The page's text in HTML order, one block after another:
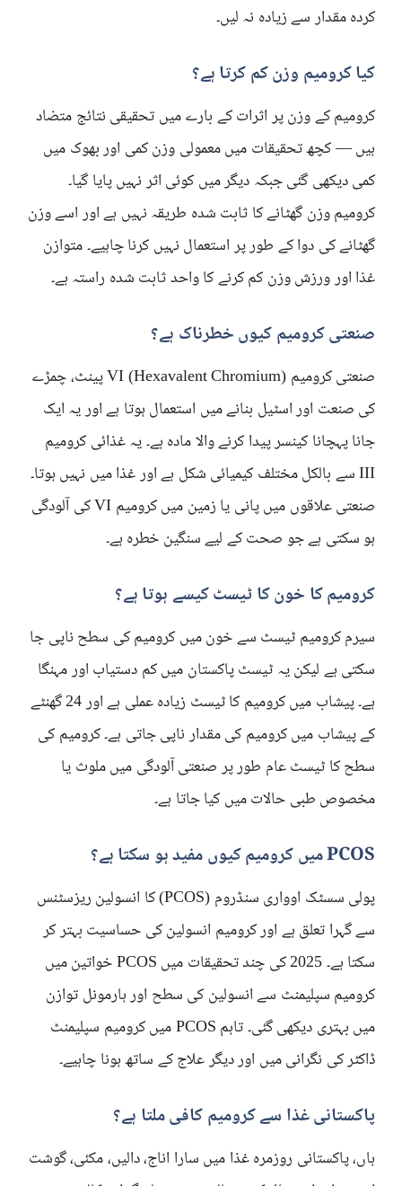
کردہ مقدار سے زیادہ نہ لیں۔
کیا کرومیم وزن کم کرتا ہے؟
کرومیم کے وزن پر اثرات کے بارے میں تحقیقی نتائج متضاد
ہیں — کچھ تحقیقات میں معمولی وزن کمی اور بھوک میں
کمی دیکھی گئی جبکہ دیگر میں کوئی اثر نہیں پایا گیا۔
کرومیم وزن گھٹانے کا ثابت شدہ طریقہ نہیں ہے اور اسے وزن
گھٹانے کی دوا کے طور پر استعمال نہیں کرنا چاہیے۔ متوازن
غذا اور ورزش وزن کم کرنے کا واحد ثابت شدہ راستہ ہے۔
صنعتی کرومیم کیوں خطرناک ہے؟
صنعتی کرومیم VI (Hexavalent Chromium) پینٹ، چمڑے
کی صنعت اور اسٹیل بنانے میں استعمال ہوتا ہے اور یہ ایک
جانا پہچانا کینسر پیدا کرنے والا مادہ ہے۔ یہ غذائی کرومیم
III سے بالکل مختلف کیمیائی شکل ہے اور غذا میں نہیں ہوتا۔
صنعتی علاقوں میں پانی یا زمین میں کرومیم VI کی آلودگی
ہو سکتی ہے جو صحت کے لیے سنگین خطرہ ہے۔
کرومیم کا خون کا ٹیسٹ کیسے ہوتا ہے؟
سیرم کرومیم ٹیسٹ سے خون میں کرومیم کی سطح ناپی جا
سکتی ہے لیکن یہ ٹیسٹ پاکستان میں کم دستیاب اور مہنگا
ہے۔ پیشاب میں کرومیم کا ٹیسٹ زیادہ عملی ہے اور 24 گھنٹے
کے پیشاب میں کرومیم کی مقدار ناپی جاتی ہے۔ کرومیم کی
سطح کا ٹیسٹ عام طور پر صنعتی آلودگی میں ملوث یا
مخصوص طبی حالات میں کیا جاتا ہے۔
PCOS میں کرومیم کیوں مفید ہو سکتا ہے؟
پولی سسٹک اوواری سنڈروم (PCOS) کا انسولین ریزسٹنس
سے گہرا تعلق ہے اور کرومیم انسولین کی حساسیت بہتر کر
سکتا ہے۔ 2025 کی چند تحقیقات میں PCOS خواتین میں
کرومیم سپلیمنٹ سے انسولین کی سطح اور ہارمونل توازن
میں بہتری دیکھی گئی۔ تاہم PCOS میں کرومیم سپلیمنٹ
ڈاکٹر کی نگرانی میں اور دیگر علاج کے ساتھ ہونا چاہیے۔
پاکستانی غذا سے کرومیم کافی ملتا ہے؟
ہاں، پاکستانی روزمرہ غذا میں سارا اناج، دالیں، مکئی، گوشت